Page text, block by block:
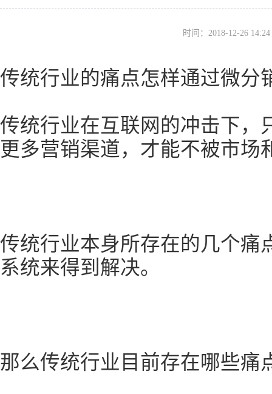
时间：2018-12-26
传统行业的痛点怎样通过微分
传统行业在互联网的冲击下，
更多营销渠道，才能不被市场
传统行业本身所存在的几个痛
系统来得到解决。
那么传统行业目前存在哪些痛